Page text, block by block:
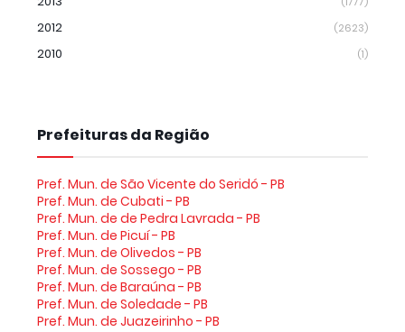
2012 (2623)
2010 (1)
Prefeituras da Região
Pref. Mun. de São Vicente do Seridó - PB
Pref. Mun. de Cubati - PB
Pref. Mun. de de Pedra Lavrada - PB
Pref. Mun. de Picuí - PB
Pref. Mun. de Olivedos - PB
Pref. Mun. de Sossego - PB
Pref. Mun. de Baraúna - PB
Pref. Mun. de Soledade - PB
Pref. Mun. de Juazeirinho - PB